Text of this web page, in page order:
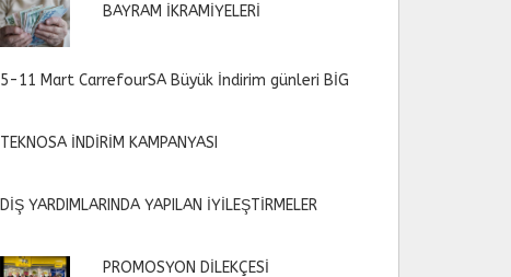
BAYRAM İKRAMİYELERİ
5-11 Mart CarrefourSA Büyük İndirim günleri BİG
TEKNOSA İNDİRİM KAMPANYASI
DİŞ YARDIMLARINDA YAPILAN İYİLEŞTİRMELER
PROMOSYON DİLEKÇESİ